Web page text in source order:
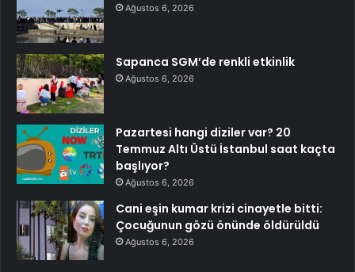
Ağustos 6, 2026
Sapanca SGM’de renkli etkinlik
Ağustos 6, 2026
Pazartesi hangi diziler var? 20
Temmuz Altı Üstü İstanbul saat kaçta
başlıyor?
Ağustos 6, 2026
Cani eşin kumar krizi cinayetle bitti:
Çocuğunun gözü önünde öldürüldü
Ağustos 6, 2026